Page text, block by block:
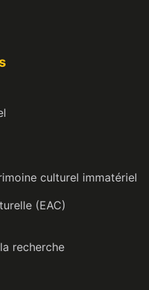
culturel immatériel
(EAC)
recherche